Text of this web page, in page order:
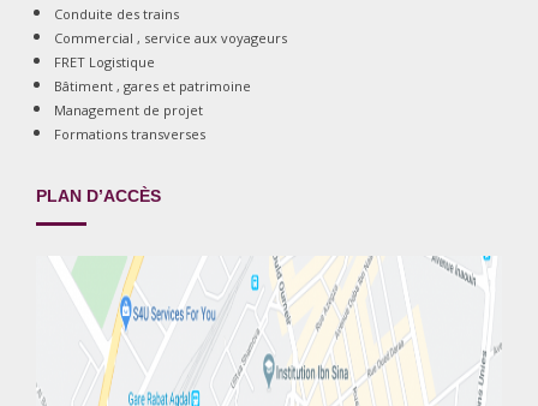
Conduite des trains
Commercial , service aux voyageurs
FRET Logistique
Bâtiment , gares et patrimoine
Management de projet
Formations transverses
PLAN D’ACCÈS